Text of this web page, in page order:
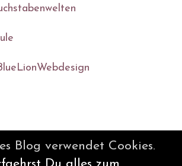
Blog verwendet Cookies.